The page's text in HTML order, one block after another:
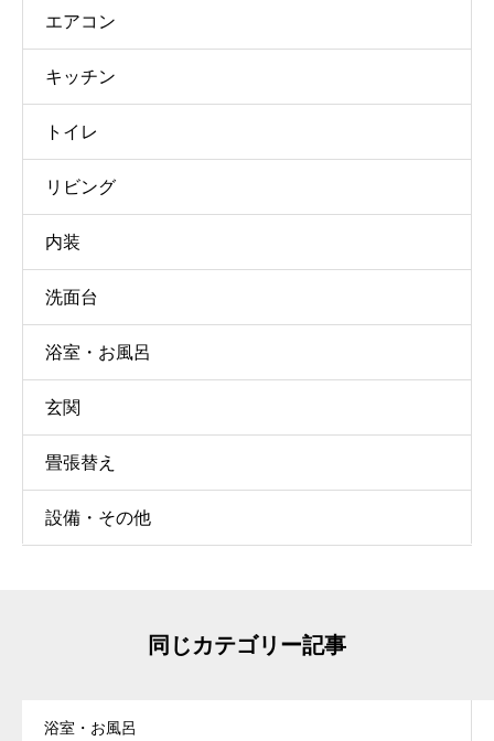
エアコン
キッチン
トイレ
リビング
内装
洗面台
浴室・お風呂
玄関
畳張替え
設備・その他
同じカテゴリー記事
浴室・お風呂